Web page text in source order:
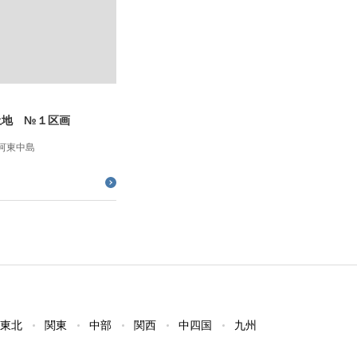
地 №１区画
東中島
東北 関東 中部 関西 中四国 九州